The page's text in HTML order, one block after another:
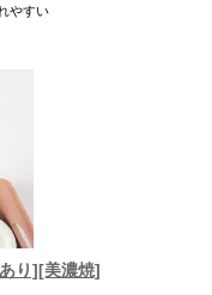
やすい
り][美濃焼]